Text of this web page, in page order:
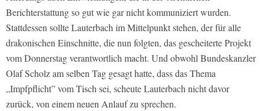
Berichterstattung so gut wie gar nicht kommuniziert wurden.
Stattdessen sollte Lauterbach im Mittelpunkt stehen, der für alle
drakonischen Einschnitte, die nun folgten, das gescheiterte Projekt
vom Donnerstag verantwortlich macht. Und obwohl Bundeskanzler
Olaf Scholz am selben Tag gesagt hatte, dass das Thema
„Impfpflicht” vom Tisch sei, scheute Lauterbach nicht davor
zurück, von einem neuen Anlauf zu sprechen.